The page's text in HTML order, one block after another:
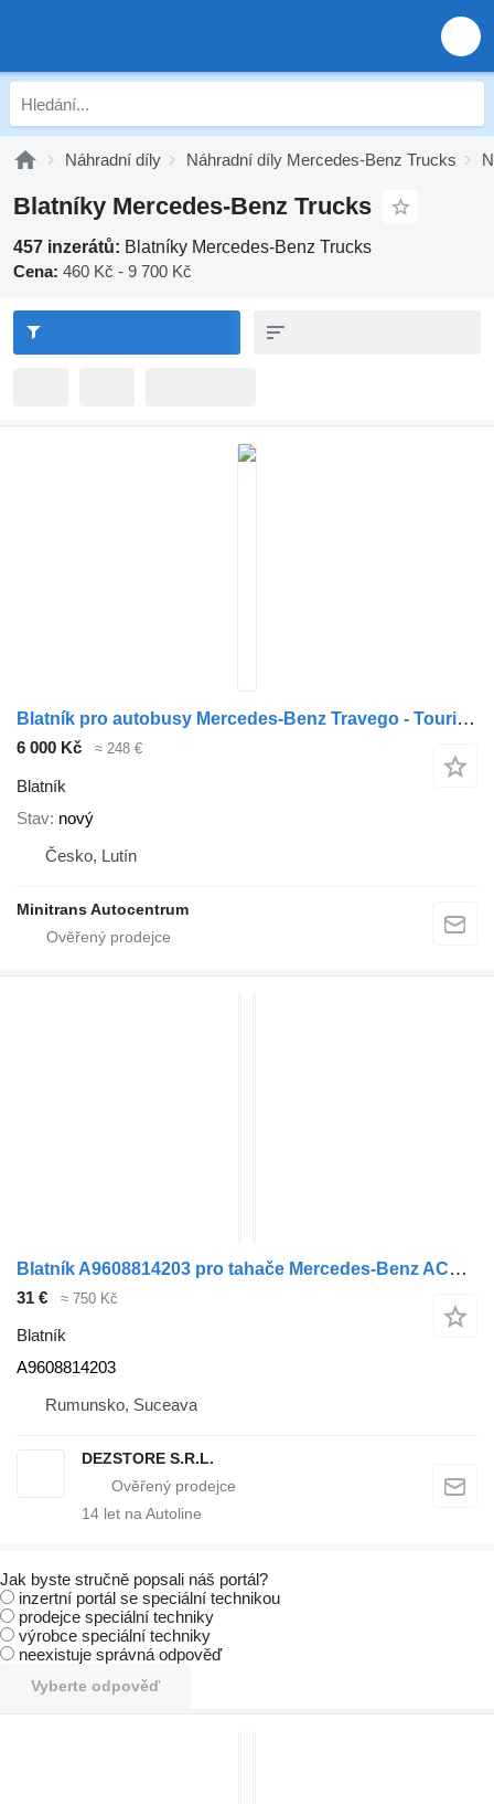
Náhradní díly Náhradní díly Mercedes-Benz Trucks
Blatníky Mercedes-Benz Trucks
457 inzerátů: Blatníky Mercedes-Benz Trucks
Cena: 460 Kč - 9 700 Kč
Blatník pro autobusy Mercedes-Benz Travego - Tourismo
6 000 Kč ≈ 248 €
Blatník
Stav nový
Česko, Lutín
Minitrans Autocentrum
Blatník A9608814203 pro tahače Mercedes-Benz ACTROS MP4
31 € ≈ 750 Kč
Blatník
A9608814203
Rumunsko, Suceava
DEZSTORE S.R.L.
14 let na Autoline
Jak byste stručně popsali náš portál?
inzertní portál se speciální technikou
prodejce speciální techniky
výrobce speciální techniky
neexistuje správná odpověď
Vyberte odpověď